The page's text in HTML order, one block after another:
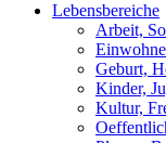
Lebensbereiche
Arbeit,
Geburt,
Kinder,
Kultur,